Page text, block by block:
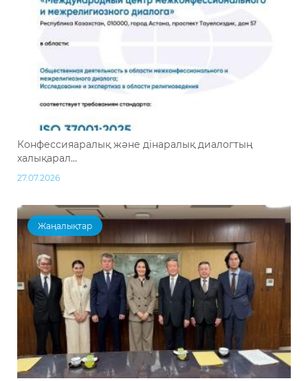
Конфессияаралық және дінаралық диалогтың
халықарал...
27.07.2026
Жаңалықтар